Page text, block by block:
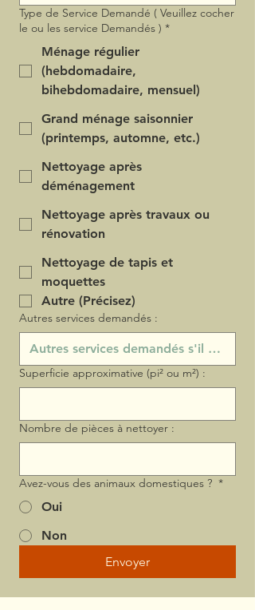
Type de Service Demandé ( Veuillez cocher
le ou les service Demandés ) *
Ménage régulier
(hebdomadaire,
bihebdomadaire, mensuel)
Grand ménage saisonnier
(printemps, automne, etc.)
Nettoyage après
déménagement
Nettoyage après travaux ou
rénovation
Nettoyage de tapis et
moquettes
Autre (Précisez)
Autres services demandés :
Superficie approximative (pi² ou m²) :
Nombre de pièces à nettoyer :
Avez-vous des animaux domestiques ? *
Oui
Non
Envoyer